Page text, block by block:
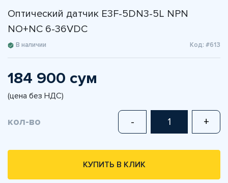
Оптический датчик E3F-5DN3-5L NPN
NO+NC 6-36VDC
В наличии Код: #613
184 900 сум
(цена без НДС)
кол-во - +
КУПИТЬ В КЛИК